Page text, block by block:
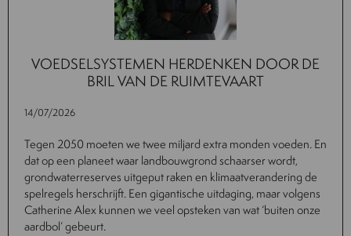
VOEDSELSYSTEMEN HERDENKEN DOOR DE
BRIL VAN DE RUIMTEVAART
14/07/2026
Tegen 2050 moeten we twee miljard extra monden voeden. En
dat op een planeet waar landbouwgrond schaarser wordt,
grondwaterreserves uitgeput raken en klimaatverandering de
spelregels herschrijft. Een gigantische uitdaging, maar volgens
Catherine Alex kunnen we veel opsteken van wat ‘buiten onze
aardbol’ gebeurt.